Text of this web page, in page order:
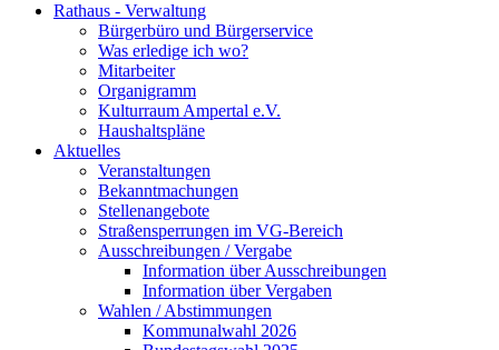
Rathaus - Verwaltung
Bürgerbüro und Bürgerservice
Was erledige ich wo?
Mitarbeiter
Organigramm
Kulturraum Ampertal e.V.
Haushaltspläne
Aktuelles
Veranstaltungen
Bekanntmachungen
Stellenangebote
Straßensperrungen im VG-Bereich
Ausschreibungen / Vergabe
Information über Ausschreibungen
Information über Vergaben
Wahlen / Abstimmungen
Kommunalwahl 2026